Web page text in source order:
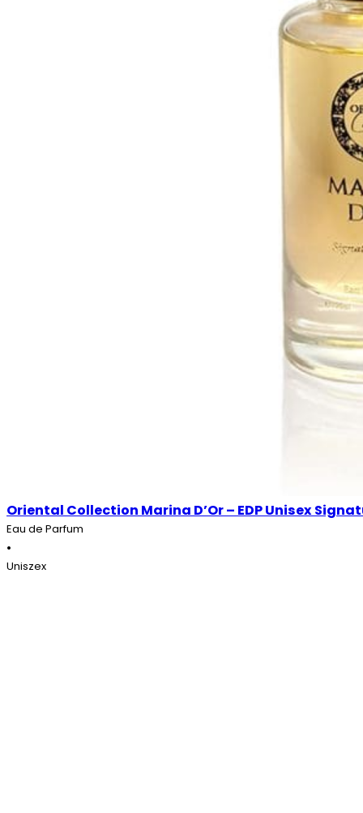
Oriental Collection Marina D’Or – EDP Unisex
Eau de Parfum
•
Uniszex